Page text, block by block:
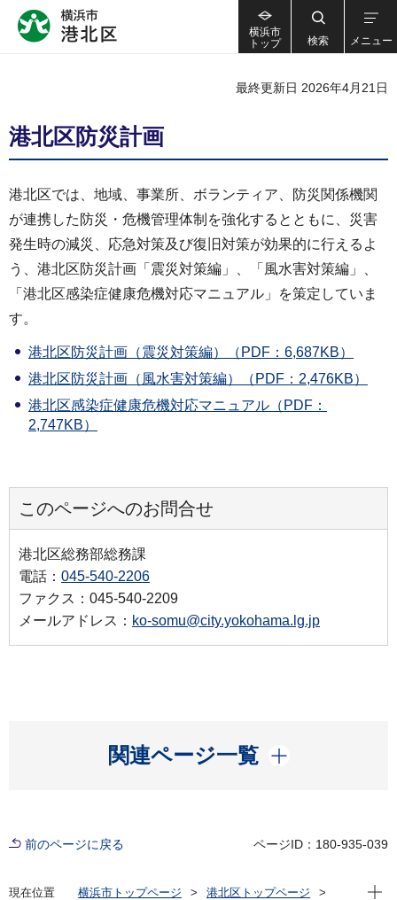
横浜市
トップ
検索 メニュー
最終更新日 2026年4月21日
港北区防災計画
港北区では、地域、事業所、ボランティア、防災関係機関
が連携した防災・危機管理体制を強化するとともに、災害
発生時の減災、応急対策及び復旧対策が効果的に行えるよ
う、港北区防災計画「震災対策編」、「風水害対策編」、
「港北区感染症健康危機対応マニュアル」を策定していま
す。
港北区防災計画（震災対策編）（PDF：6,687KB）
港北区防災計画（風水害対策編）（PDF：2,476KB）
港北区感染症健康危機対応マニュアル（PDF：
2,747KB）
このページへのお問合せ
港北区総務部総務課
電話： 045-540-2206
ファクス：045-540-2209
メールアドレス： ko-somu@city.yokohama.lg.jp
関連ページ一覧
開く
前のページに戻る ページID：180-935-039
現在位置 横浜市トップページ
港北区トップページ
現在